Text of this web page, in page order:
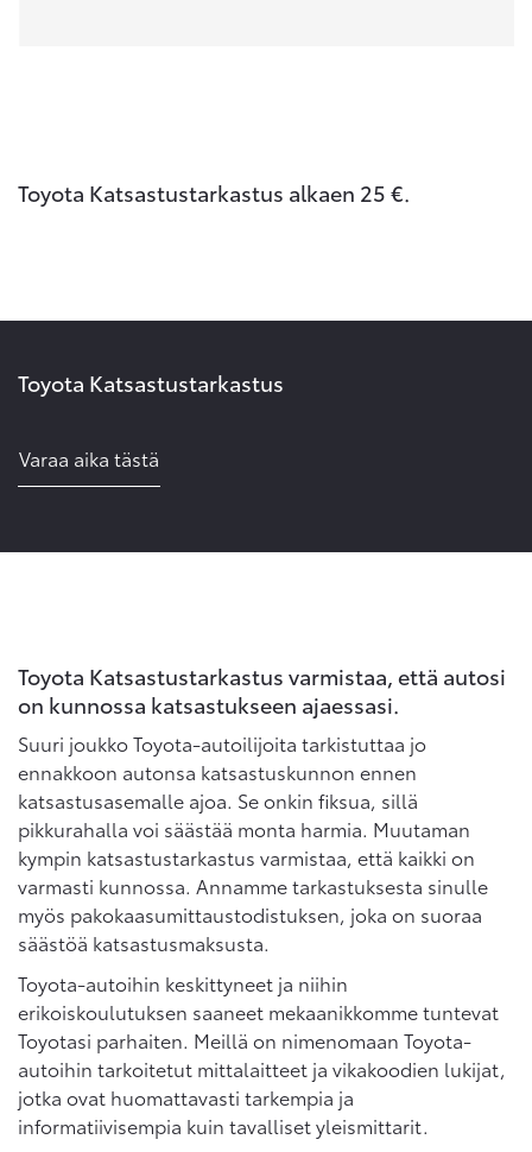
Toyota Katsastustarkastus alkaen 25 €.
Toyota Katsastustarkastus
Varaa aika tästä
Toyota Katsastustarkastus varmistaa, että autosi
on kunnossa katsastukseen ajaessasi.
Suuri joukko Toyota-autoilijoita tarkistuttaa jo
ennakkoon autonsa katsastuskunnon ennen
katsastusasemalle ajoa. Se onkin fiksua, sillä
pikkurahalla voi säästää monta harmia. Muutaman
kympin katsastustarkastus varmistaa, että kaikki on
varmasti kunnossa. Annamme tarkastuksesta sinulle
myös pakokaasumittaustodistuksen, joka on suoraa
säästöä katsastusmaksusta.
Toyota-autoihin keskittyneet ja niihin
erikoiskoulutuksen saaneet mekaanikkomme tuntevat
Toyotasi parhaiten. Meillä on nimenomaan Toyota-
autoihin tarkoitetut mittalaitteet ja vikakoodien lukijat,
jotka ovat huomattavasti tarkempia ja
informatiivisempia kuin tavalliset yleismittarit.